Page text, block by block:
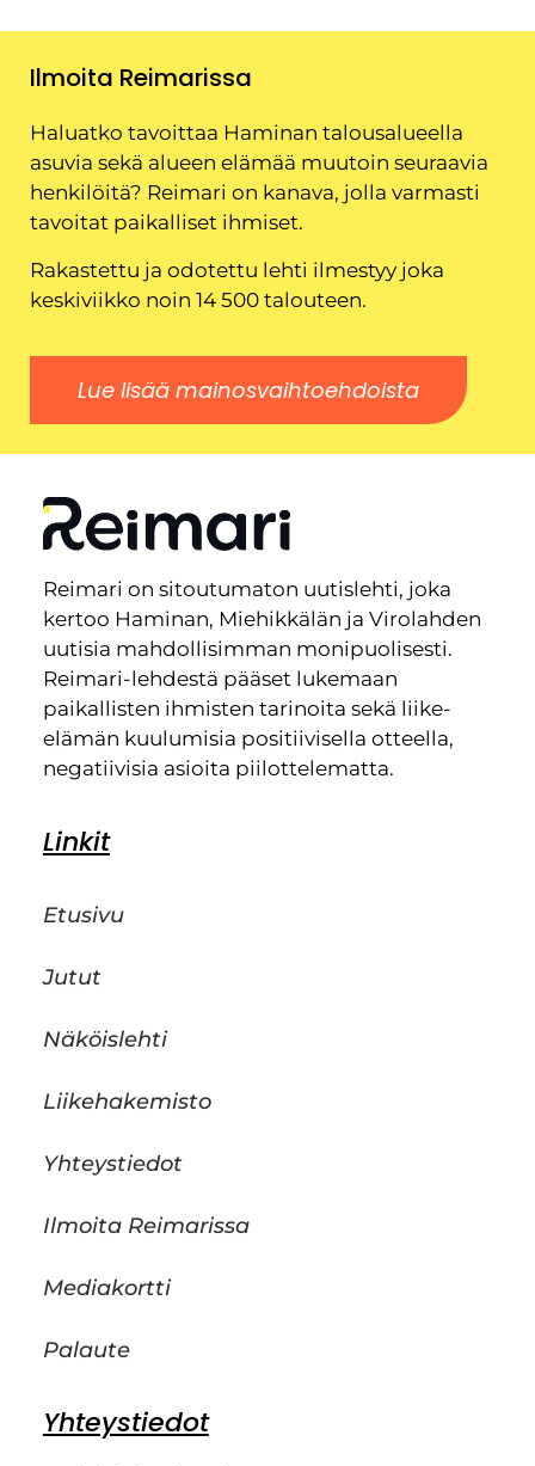
Ilmoita Reimarissa
Haluatko tavoittaa Haminan talousalueella
asuvia sekä alueen elämää muutoin seuraavia
henkilöitä? Reimari on kanava, jolla varmasti
tavoitat paikalliset ihmiset.
Rakastettu ja odotettu lehti ilmestyy joka
keskiviikko noin 14 500 talouteen.
Lue lisää mainosvaihtoehdoista
Reimari on sitoutumaton uutislehti, joka
kertoo Haminan, Miehikkälän ja Virolahden
uutisia mahdollisimman monipuolisesti.
Reimari-lehdestä pääset lukemaan
paikallisten ihmisten tarinoita sekä liike-
elämän kuulumisia positiivisella otteella,
negatiivisia asioita piilottelematta.
Linkit
Etusivu
Jutut
Näköislehti
Liikehakemisto
Yhteystiedot
Ilmoita Reimarissa
Mediakortti
Palaute
Yhteystiedot